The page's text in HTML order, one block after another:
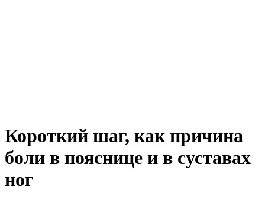
Короткий шаг, как причина
боли в пояснице и в суставах
ног